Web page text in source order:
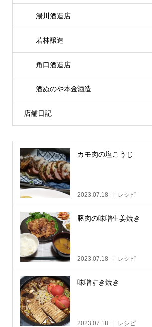
湯川酒造店
若林醸造
角口酒造店
酒ぬのや本金酒造
店舗日記
カモ肉の塩こうじ
2023.07.18 レシピ
豚肉の味噌生姜焼き
2023.07.18 レシピ
味噌すき焼き
2023.07.18 レシピ